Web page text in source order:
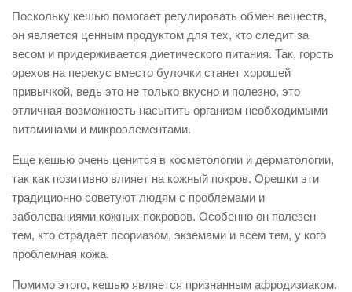
Поскольку кешью помогает регулировать обмен веществ,
он является ценным продуктом для тех, кто следит за
весом и придерживается диетического питания. Так, горсть
орехов на перекус вместо булочки станет хорошей
привычкой, ведь это не только вкусно и полезно, это
отличная возможность насытить организм необходимыми
витаминами и микроэлементами.
Еще кешью очень ценится в косметологии и дерматологии,
так как позитивно влияет на кожный покров. Орешки эти
традиционно советуют людям с проблемами и
заболеваниями кожных покровов. Особенно он полезен
тем, кто страдает псориазом, экземами и всем тем, у кого
проблемная кожа.
Помимо этого, кешью является признанным афродизиаком.